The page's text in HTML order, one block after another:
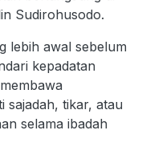
Sudirohusodo.
lebih awal sebelum
kepadatan
sajadah, tikar, atau
selama ibadah